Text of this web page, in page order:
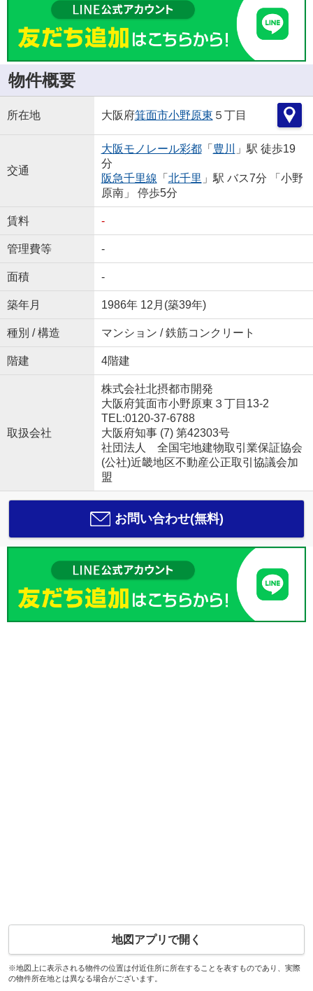
物件概要
所在地 大阪府箕面市小野原東 ５丁目
交通
大阪モノレール彩都「 豊川
」駅 徒歩19
分
阪急千里線 「 北千里 」駅 バス7分 「小野
原南」 停歩5分
賃料 -
管理費等 -
面積 -
築年月 1986年 12月(築39年)
種別 / 構造 マンション / 鉄筋コンクリート
階建 4階建
取扱会社
株式会社北摂都市開発
大阪府箕面市小野原東３丁目13-2
TEL:0120-37-6788
大阪府知事 (7) 第42303号
社団法人 全国宅地建物取引業保証協会
(公社)近畿地区不動産公正取引協議会加
盟
お問い合わせ(無料)
地図アプリで開く
※地図上に表示される物件の位置は付近住所に所在することを表すものであり、実際
の物件所在地とは異なる場合がございます。